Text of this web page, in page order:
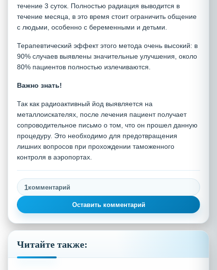
течение 3 суток. Полностью радиация выводится в
течение месяца, в это время стоит ограничить общение
с людьми, особенно с беременными и детьми.
Терапевтический эффект этого метода очень высокий: в
90% случаев выявлены значительные улучшения, около
80% пациентов полностью излечиваются.
Важно знать!
Так как радиоактивный йод выявляется на
металлоискателях, после лечения пациент получает
сопроводительное письмо о том, что он прошел данную
процедуру. Это необходимо для предотвращения
лишних вопросов при прохождении таможенного
контроля в аэропортах.
1комментарий
Оставить комментарий
Читайте также: